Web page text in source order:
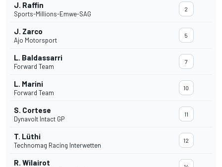
J. Raffin
Sports-Millions-Emwe-SAG
2
J. Zarco
Ajo Motorsport
5
L. Baldassarri
Forward Team
7
L. Marini
Forward Team
10
S. Cortese
Dynavolt Intact GP
11
T. Lüthi
Technomag Racing Interwetten
12
R. Wilairot